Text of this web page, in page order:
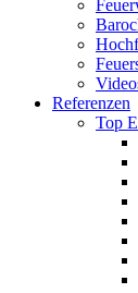
Referenzen
Top